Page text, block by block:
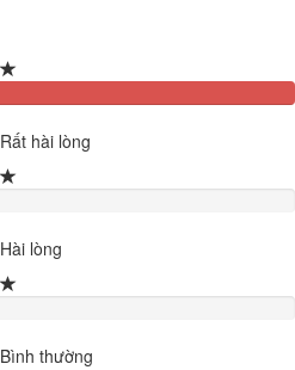
Rất hài lòng
Hài lòng
Bình thường